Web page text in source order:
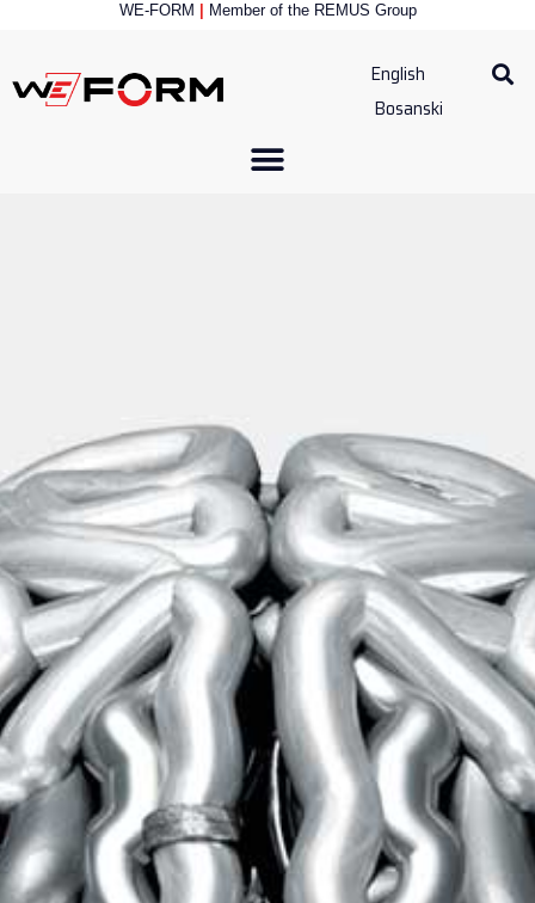
WE-FORM Member of the REMUS Group
English
Bosanski